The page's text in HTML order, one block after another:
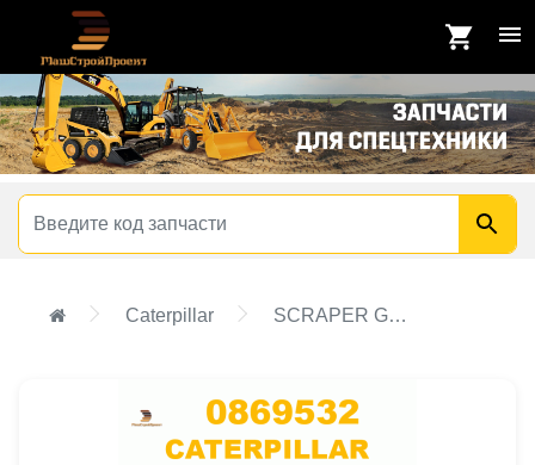
Caterpillar SCRAPER GP-PADDED DRUM,SCRAPER GP-REAR